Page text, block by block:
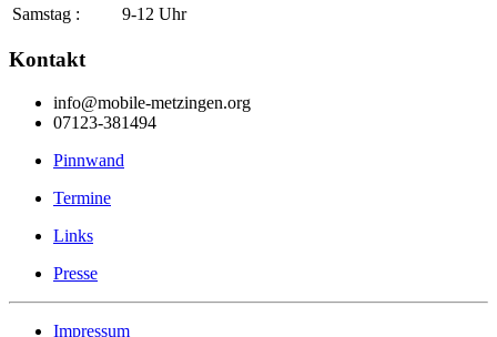
Samstag :
9-12 Uhr
Kontakt
info@mobile-metzingen.org
07123-381494
Pinnwand
Termine
Links
Presse
Impressum